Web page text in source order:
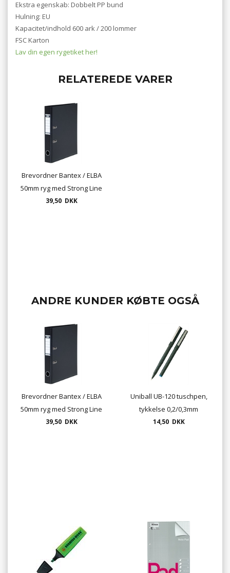
Ekstra egenskab: Dobbelt PP bund
Hulning: EU
Kapacitet/indhold 600 ark / 200 lommer
FSC Karton
Lav din egen rygetiket her!
RELATEREDE VARER
Brevordner Bantex / ELBA
50mm ryg med Strong Line
forstærkning - mange
39,50 DKK
ANDRE KUNDER KØBTE OGSÅ
Brevordner Bantex / ELBA
50mm ryg med Strong Line
forstærkning - mange
39,50 DKK
Uniball UB-120 tuschpen,
tykkelse 0,2/0,3mm
14,50 DKK